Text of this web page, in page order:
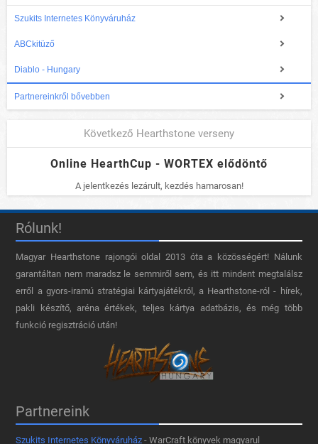
Szukits Internetes Könyváruház
ABCkitüző
Diablo - Hungary
Partnereinkről bővebben
Következő Hearthstone verseny
Online HearthCup - WORTEX elődöntő
A jelentkezés lezárult, kezdés hamarosan!
Rólunk!
Magyar Hearthstone​ rajongói oldal 2013 óta a közösségért! Nálunk
garantáltan nem maradsz le semmiről sem, és itt mindent megtalálsz
erről a gyors-iramú stratégiai kártyajátékról, a Hearthstone-ról - hírek,
pakli készítő, aréna értékek, teljes kártya adatbázis, és még több
funkció regisztráció után!
Partnereink
Szukits Internetes Könyváruház - WarCraft könyvek magyarul